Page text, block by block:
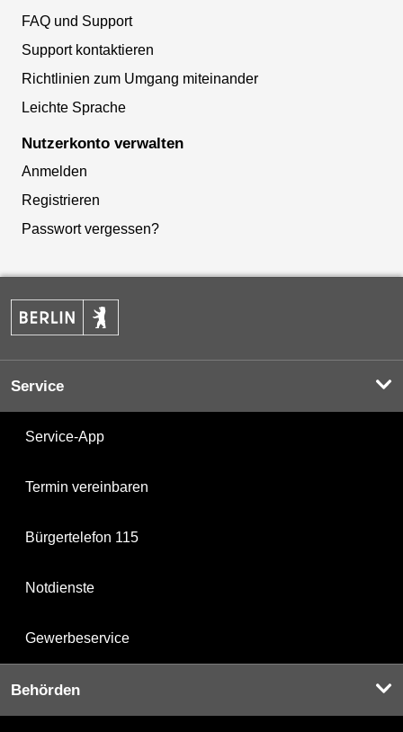
FAQ und Support
Support kontaktieren
Richtlinien zum Umgang miteinander
Leichte Sprache
Nutzerkonto verwalten
Anmelden
Registrieren
Passwort vergessen?
Service
Service-App
Termin vereinbaren
Bürgertelefon 115
Notdienste
Gewerbeservice
Behörden